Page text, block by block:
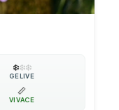
❄️❄️❄️
GÉLIVE
📏
VIVACE